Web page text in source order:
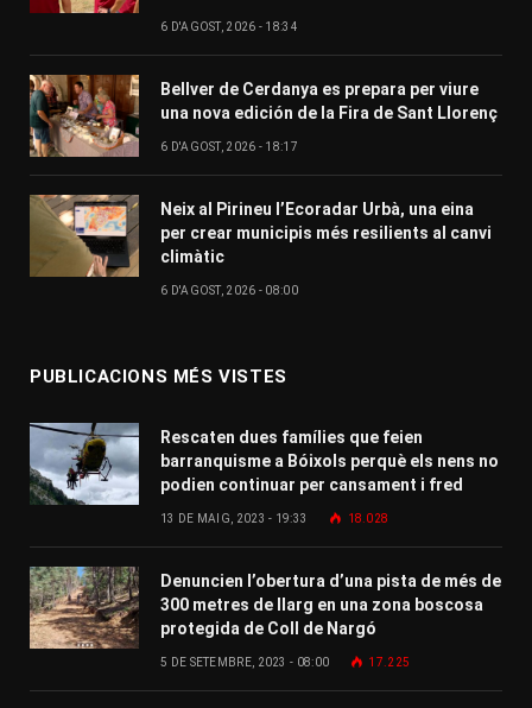
6 D'AGOST, 2026 - 18:34
Bellver de Cerdanya es prepara per viure
una nova edición de la Fira de Sant Llorenç
6 D'AGOST, 2026 - 18:17
Neix al Pirineu l’Ecoradar Urbà, una eina
per crear municipis més resilients al canvi
climàtic
6 D'AGOST, 2026 - 08:00
PUBLICACIONS MÉS VISTES
Rescaten dues famílies que feien
barranquisme a Bóixols perquè els nens no
podien continuar per cansament i fred
13 DE MAIG, 2023 - 19:33 18.028
Denuncien l’obertura d’una pista de més de
300 metres de llarg en una zona boscosa
protegida de Coll de Nargó
5 DE SETEMBRE, 2023 - 08:00 17.225